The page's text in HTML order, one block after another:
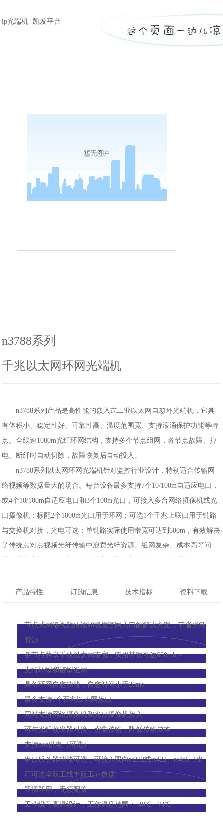
ip光端机 -凯发平台
n3788系列
千兆以太网环网光端机
n3788系列产品是高性能的嵌入式工业以太网自愈环光端机，它具
有体积小、稳定性好、可靠性高、温度范围宽、支持浪涌保护功能等特
点。全线速1000m光纤环网结构，支持多个节点组网，各节点故障、掉
电、断纤时自动切除，故障恢复后自动投入。
n3788系列以太网环网光端机针对监控行业设计，特别适合传输网
络视频等数据量大的场合。每台设备最多支持7个10/100m自适应电口，
或4个10/100m自适应电口和3个100m光口，可接入多台网络摄像机或光
口摄像机；标配2个1000m光口用于环网；可选1个千兆上联口用于链路
与交换机对接，光电可选；单链路实际使用带宽可达到600m，有效解决
了传统点对点视频光纤传输中浪费光纤资源、组网复杂、成本高等问
ieee 802.3af标准，可通过网线给功率低于15.4w的ip摄像机供电。
工或半双工）/422数据。
具备强大的网管功能，可实现对整条链路的网络管理，其配套的网
管软件可实现设备参数配置如批量修改ip地址、设备实时监测、网络管
理、链路管理如显示链路拓扑图、报警管理等功能，实时监控每台设备
的运行状态，提供完善的维护管理功能。
适用于高速公路、智能交通、轨道交通、平安城市、工业园区、机
场、港口等场合。
产品特性 订购信息 技术指标 资料下载
节点式网络视频传输k8凯发官网入口的解决方案，节省光纤
资源
各节点共享千兆以太网带宽，实用带宽可达600mbps
支持环型和链型组网
具备环网自愈功能，自愈时间小于20ms
最多支持7个百兆以太网接口
同时支持网络摄像机和光口摄像机接入
可与光纤收发器对接，密集传输，降低传输成本
支持poe供电（可选）
串口服务器功能可选，可接入双向rs232或rs422、rs485（出
厂可选全双工或半双工）数据
即插即用，无须配置
工业级耐高温设计，工作温度范围：-40℃~ 74℃